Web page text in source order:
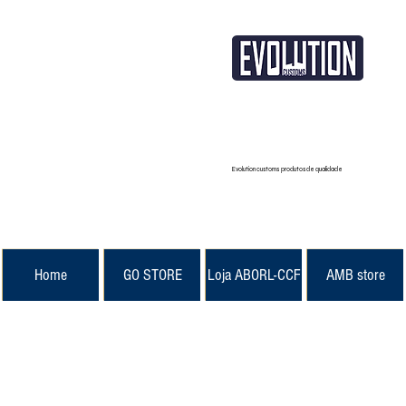
Evolution customs produtos de qualidade
Home GO STORE Loja ABORL-CCF AMB store